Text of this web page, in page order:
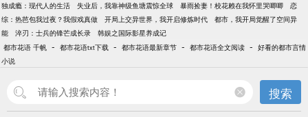
独成瘾：现代人的生活
失业后，我靠神级鱼塘震惊全球 暴雨捡妻！校花赖在我怀里哭唧唧
恋
综：热芭包我过夜？我假戏真做
开局上交异世界，我开启修炼时代
都市，我开局觉醒了空间异
能
淬刃：士兵的锋芒成长录
韩娱之国际影星养成记
都市花语 千帆 - 都市花语txt下载 - 都市花语最新章节 - 都市花语全文阅读 - 好看的都市言情
小说
搜索